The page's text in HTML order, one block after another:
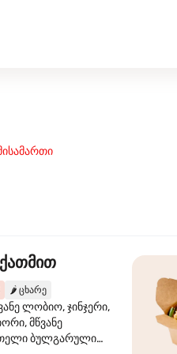
🌶️ ცხარე
ლობიო, ჯინჯერი,
მწვანე
ბულგარული